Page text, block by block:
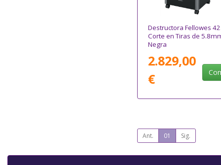
Destructora Fellowes
Corte en Tiras de
Negra
2.829,00
€
Ant. 01 Sig.